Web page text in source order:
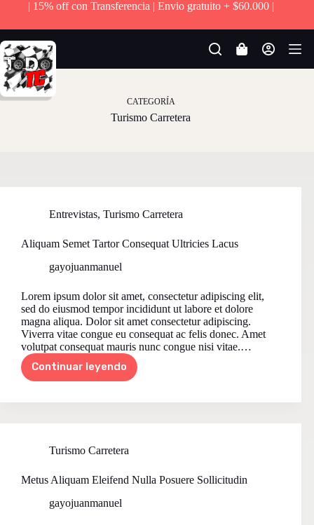
l
t
a
r
a
l
| 15% off con Transferencia | Envio gratuito + $60.000 |
Carro
de
CATEGORÍA
Turismo Carretera
Entrevistas, Turismo Carretera
Aliquam Semet Tartor Consequat Ultricies Lacus
gayojuanmanuel
Lorem ipsum dolor sit amet, consectetur adipiscing elit,
sed do eiusmod tempor incididunt ut labore et dolore
magna aliqua. Dolor sit amet consectetur adipiscing.
Viverra vitae congue eu consequat ac felis donec. Amet
volutpat consequat mauris nunc congue nisi vitae.…
Continuar leyendo
Aliquam
Semet
Consequat
Turismo Carretera
Metus Aliquam Eleifend Nulla Posuere Sollicitudin
gayojuanmanuel